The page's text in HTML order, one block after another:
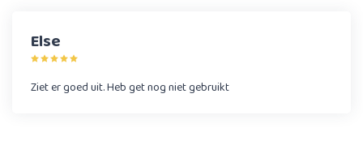
Else
Ziet er goed uit. Heb get nog niet gebruikt